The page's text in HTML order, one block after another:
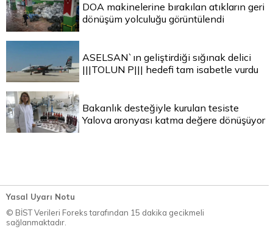
DOA makinelerine bırakılan atıkların geri
dönüşüm yolculuğu görüntülendi
ASELSAN`ın geliştirdiği sığınak delici
|||TOLUN P||| hedefi tam isabetle vurdu
Bakanlık desteğiyle kurulan tesiste
Yalova aronyası katma değere dönüşüyor
Yasal Uyarı Notu
© BİST Verileri Foreks tarafından 15 dakika gecikmeli
sağlanmaktadır.